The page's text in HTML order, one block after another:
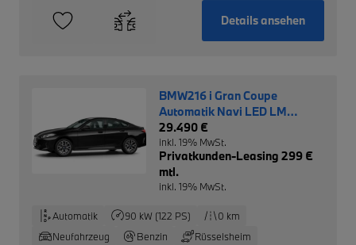
Details ansehen
BMW216 i Gran Coupe
Automatik Navi LED LM
Driving Ass.
29.490 €
inkl. 19% MwSt.
Privatkunden-Leasing 299 €
mtl.
inkl. 19% MwSt.
Automatik 90 kW (122 PS)
0 km
Neufahrzeug
Benzin
Rüsselsheim